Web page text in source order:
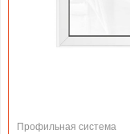
Профильная система